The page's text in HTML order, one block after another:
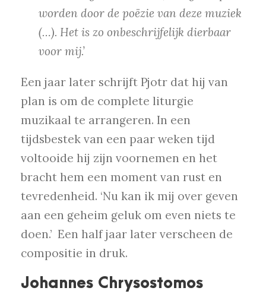
worden door de poëzie van deze muziek
(…). Het is zo onbeschrijfelijk dierbaar
voor mij.’
Een jaar later schrijft Pjotr dat hij van
plan is om de complete liturgie
muzikaal te arrangeren. In een
tijdsbestek van een paar weken tijd
voltooide hij zijn voornemen en het
bracht hem een moment van rust en
tevredenheid. ‘Nu kan ik mij over geven
aan een geheim geluk om even niets te
doen.’ Een half jaar later verscheen de
compositie in druk.
Johannes Chrysostomos